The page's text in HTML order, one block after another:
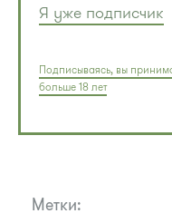
Я уже подписчик
Подписываясь, вы
больше 18 лет
Метки: